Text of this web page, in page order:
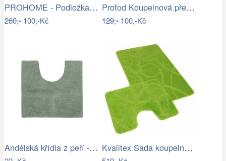
PROHOME - Podložka 80x50cm Pes
260,-100,-Kč
Profod Koupelnová předložka 2S bílá…
129,-100,-Kč
Andělská křídla z peří - zápich, bílá,… Kvalitex Sada koupelnových předložek…